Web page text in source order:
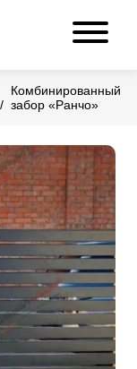
Комбинированный
забор «Ранчо»